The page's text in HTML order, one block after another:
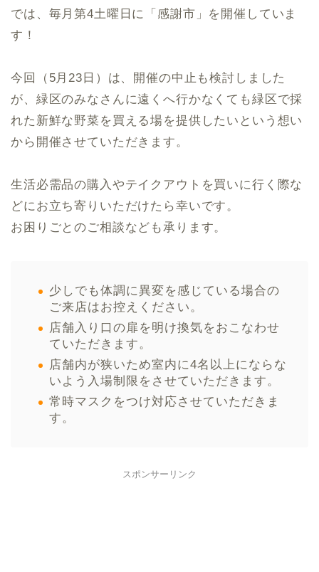
では、毎月第4土曜日に「感謝市」を開催していま
す！
今回（5月23日）は、開催の中止も検討しました
が、緑区のみなさんに遠くへ行かなくても緑区で採
れた新鮮な野菜を買える場を提供したいという想い
から開催させていただきます。
生活必需品の購入やテイクアウトを買いに行く際な
どにお立ち寄りいただけたら幸いです。
お困りごとのご相談なども承ります。
少しでも体調に異変を感じている場合の
ご来店はお控えください。
店舗入り口の扉を明け換気をおこなわせ
ていただきます。
店舗内が狭いため室内に4名以上にならな
いよう入場制限をさせていただきます。
常時マスクをつけ対応させていただきま
す。
スポンサーリンク